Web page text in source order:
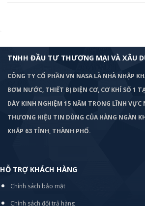
TNHH ĐẦU TƯ THƯƠNG MẠI VÀ XÂU
CÔNG TY CỔ PHẦN VN NASA LÀ NHÀ NHẬP
BƠM NƯỚC, THIẾT BỊ ĐIỆN CƠ, CƠ KHÍ SỐ 1
DÀY KINH NGHIỆM 15 NĂM TRONG LĨNH VỰC
THƯƠNG HIỆU TIN DÙNG CỦA HÀNG NGÀN
KHẮP 63 TỈNH, THÀNH PHỐ.
HỖ TRỢ KHÁCH HÀNG
Chính sách bảo mật
Chính sách đổi trả hàng